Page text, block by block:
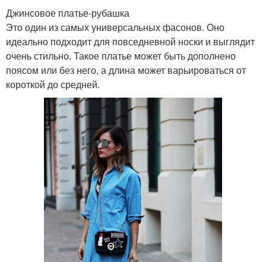
Джинсовое платье-рубашка
Это один из самых универсальных фасонов. Оно
идеально подходит для повседневной носки и выглядит
очень стильно. Такое платье может быть дополнено
поясом или без него, а длина может варьироваться от
короткой до средней.